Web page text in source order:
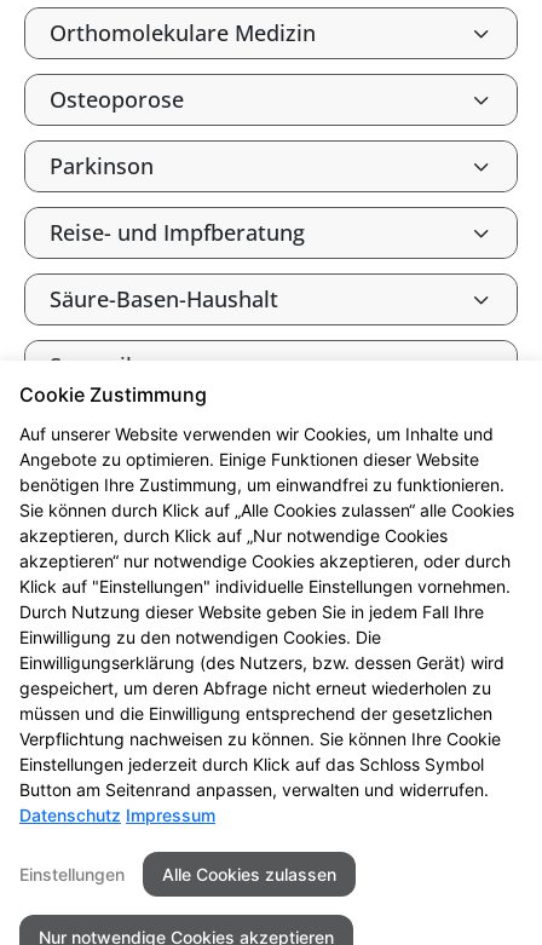
Orthomolekulare Medizin
Osteoporose
Parkinson
Reise- und Impfberatung
Säure-Basen-Haushalt
Spagyrik
Tee und Heilkräuter
Vitalstoffe
Vitamine, Mineralien und
Spurenelemente
Wohlbefinden durch Fitness
Zahnpflege und Zahnschutz
Seitenübersicht Kontakt
Impressum
Datenschutz
Barrierefreiheit
Cookie Zustimmung
Auf unserer Website verwenden wir Cookies, um Inhalte und
Angebote zu optimieren. Einige Funktionen dieser Website
benötigen Ihre Zustimmung, um einwandfrei zu funktionieren.
Sie können durch Klick auf „Alle Cookies zulassen“ alle Cookies
akzeptieren, durch Klick auf „Nur notwendige Cookies
akzeptieren“ nur notwendige Cookies akzeptieren, oder durch
Klick auf "Einstellungen" individuelle Einstellungen vornehmen.
Durch Nutzung dieser Website geben Sie in jedem Fall Ihre
Einwilligung zu den notwendigen Cookies. Die
Einwilligungserklärung (des Nutzers, bzw. dessen Gerät) wird
gespeichert, um deren Abfrage nicht erneut wiederholen zu
müssen und die Einwilligung entsprechend der gesetzlichen
Verpflichtung nachweisen zu können. Sie können Ihre Cookie
Einstellungen jederzeit durch Klick auf das Schloss Symbol
Button am Seitenrand anpassen, verwalten und widerrufen.
Datenschutz Impressum
Einstellungen Alle Cookies zulassen
Nur notwendige Cookies akzeptieren